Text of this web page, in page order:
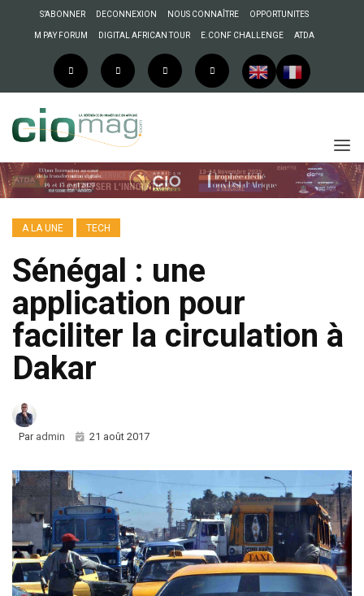
S’ABONNER DECONNEXION NOUS CONNAÎTRE OPPORTUNITES
M PAY FORUM DIGITAL AFRICAN TOUR E.CONF CHALLENGE ATDA
A LA UNE TECH
Sénégal : une
application pour
faciliter la circulation à
Dakar
Par admin 21 août 2017